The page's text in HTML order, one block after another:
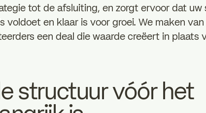
tot de afsluiting, en zorgt ervoor dat
voldoet en klaar is voor groei. We maken
een deal die waarde creëert in plaats
structuur vóór het